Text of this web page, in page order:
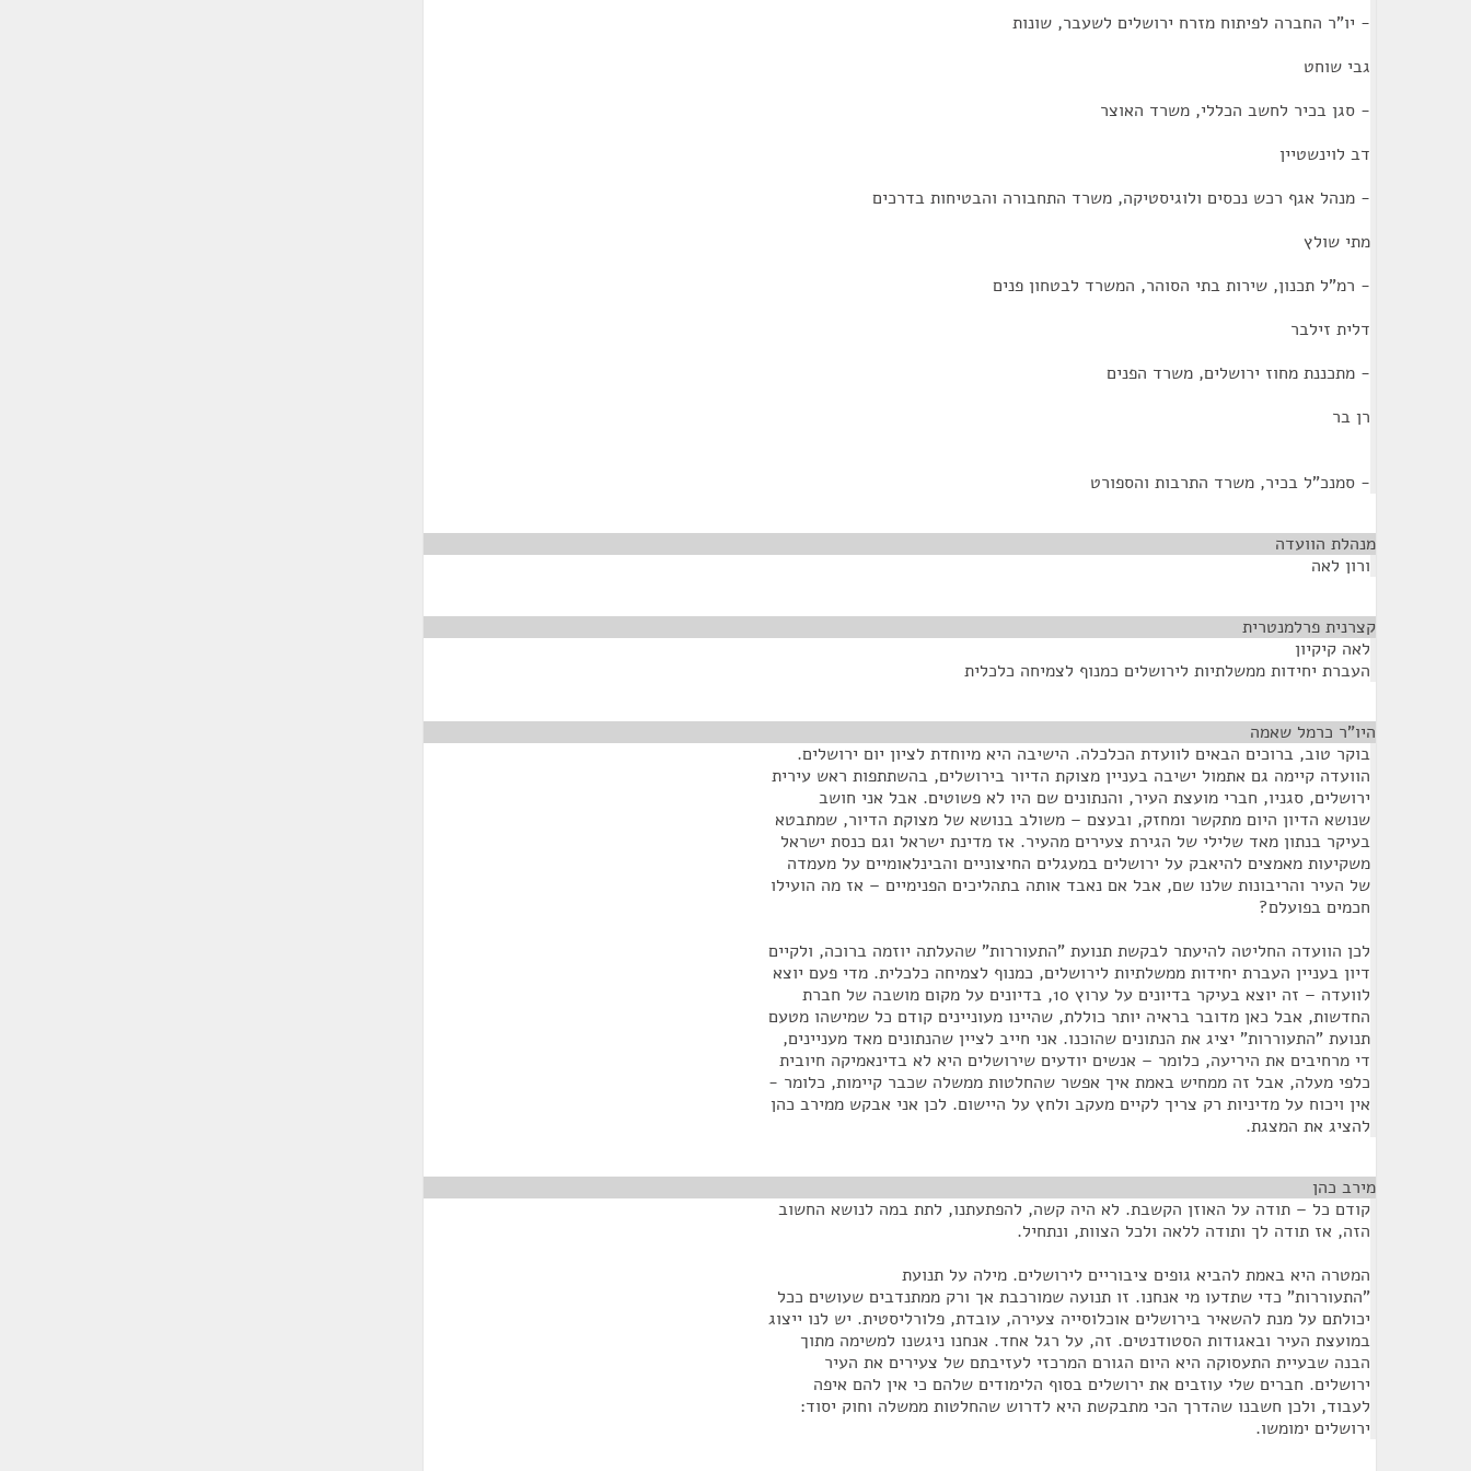
- יו"ר החברה לפיתוח מזרח ירושלים לשעבר, שונות
גבי שוחט
- סגן בכיר לחשב הכללי, משרד האוצר
דב לוינשטיין
- מנהל אגף רכש נכסים ולוגיסטיקה, משרד התחבורה והבטיחות בדרכים
מתי שולץ
- רמ"ל תכנון, שירות בתי הסוהר, המשרד לבטחון פנים
דלית זילבר
- מתכננת מחוז ירושלים, משרד הפנים
רן בר
- סמנכ"ל בכיר, משרד התרבות והספורט
מנהלת הוועדה
ורון לאה
קצרנית פרלמנטרית
לאה קיקיון
העברת יחידות ממשלתיות לירושלים כמנוף לצמיחה כלכלית
היו"ר כרמל שאמה
בוקר טוב, ברוכים הבאים לוועדת הכלכלה. הישיבה היא מיוחדת לציון יום ירושלים.
הוועדה קיימה גם אתמול ישיבה בעניין מצוקת הדיור בירושלים, בהשתתפות ראש עירית
ירושלים, סגניו, חברי מועצת העיר, והנתונים שם היו לא פשוטים. אבל אני חושב
שנושא הדיון היום מתקשר ומחזק, ובעצם – משולב בנושא של מצוקת הדיור, שמתבטא
בעיקר בנתון מאד שלילי של הגירת צעירים מהעיר. אז מדינת ישראל וגם כנסת ישראל
משקיעות מאמצים להיאבק על ירושלים במעגלים החיצוניים והבינלאומיים על מעמדה
של העיר והריבונות שלנו שם, אבל אם נאבד אותה בתהליכים הפנימיים – אז מה הועילו
חכמים בפועלם?
לכן הוועדה החליטה להיעתר לבקשת תנועת "התעוררות" שהעלתה יוזמה ברוכה, ולקיים
דיון בעניין העברת יחידות ממשלתיות לירושלים, כמנוף לצמיחה כלכלית. מדי פעם יוצא
לוועדה – זה יוצא בעיקר בדיונים על ערוץ 10, בדיונים על מקום מושבה של חברת
החדשות, אבל כאן מדובר בראיה יותר כוללת, שהיינו מעוניינים קודם כל שמישהו מטעם
תנועת "התעוררות" יציג את הנתונים שהוכנו. אני חייב לציין שהנתונים מאד מעניינים,
די מרחיבים את היריעה, כלומר – אנשים יודעים שירושלים היא לא בדינאמיקה חיובית
כלפי מעלה, אבל זה ממחיש באמת איך אפשר שהחלטות ממשלה שכבר קיימות, כלומר -
אין ויכוח על מדיניות רק צריך לקיים מעקב ולחץ על היישום. לכן אני אבקש ממירב כהן
להציג את המצגת.
מירב כהן
קודם כל – תודה על האוזן הקשבת. לא היה קשה, להפתעתנו, לתת במה לנושא החשוב
הזה, אז תודה לך ותודה ללאה ולכל הצוות, ונתחיל.
המטרה היא באמת להביא גופים ציבוריים לירושלים. מילה על תנועת
"התעוררות" כדי שתדעו מי אנחנו. זו תנועה שמורכבת אך ורק ממתנדבים שעושים ככל
יכולתם על מנת להשאיר בירושלים אוכלוסייה צעירה, עובדת, פלורליסטית. יש לנו ייצוג
במועצת העיר ובאגודות הסטודנטים. זה, על רגל אחד. אנחנו ניגשנו למשימה מתוך
הבנה שבעיית התעסוקה היא היום הגורם המרכזי לעזיבתם של צעירים את העיר
ירושלים. חברים שלי עוזבים את ירושלים בסוף הלימודים שלהם כי אין להם איפה
לעבוד, ולכן חשבנו שהדרך הכי מתבקשת היא לדרוש שהחלטות ממשלה וחוק יסוד:
ירושלים ימומשו.